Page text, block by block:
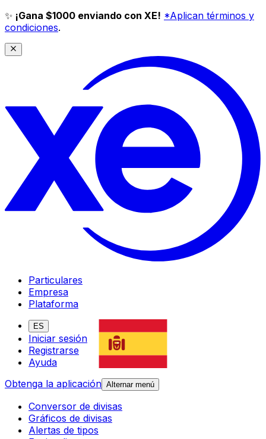
✨ ¡Gana $1000 enviando con XE! *Aplican términos y
condiciones.
Particulares
Empresa
Plataforma
ES
Iniciar sesión
Registrarse
Ayuda
Obtenga la aplicación Alternar menú
Conversor de divisas
Gráficos de divisas
Alertas de tipos